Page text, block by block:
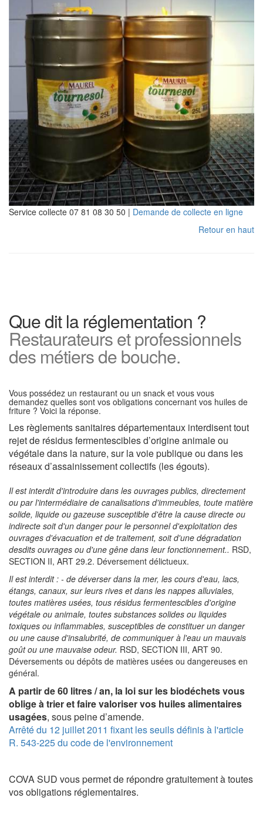
Service collecte 07 81 08 30 50 | Demande de collecte en ligne
Retour en haut
Que dit la réglementation ?
Restaurateurs et professionnels
des métiers de bouche.
Vous possédez un restaurant ou un snack et vous vous
demandez quelles sont vos obligations concernant vos huiles de
friture ? Voici la réponse.
Les règlements sanitaires départementaux interdisent tout
rejet de résidus fermentescibles d’origine animale ou
végétale dans la nature, sur la voie publique ou dans les
réseaux d’assainissement collectifs (les égouts).
Il est interdit d'introduire dans les ouvrages publics, directement
ou par l'intermédiaire de canalisations d'immeubles, toute matière
solide, liquide ou gazeuse susceptible d'être la cause directe ou
indirecte soit d'un danger pour le personnel d'exploitation des
ouvrages d'évacuation et de traitement, soit d'une dégradation
desdits ouvrages ou d'une gêne dans leur fonctionnement.. RSD,
SECTION II, ART 29.2. Déversement délictueux.
Il est interdit : - de déverser dans la mer, les cours d'eau, lacs,
étangs, canaux, sur leurs rives et dans les nappes alluviales,
toutes matières usées, tous résidus fermentescibles d'origine
végétale ou animale, toutes substances solides ou liquides
toxiques ou inflammables, susceptibles de constituer un danger
ou une cause d'insalubrité, de communiquer à l'eau un mauvais
goût ou une mauvaise odeur. RSD, SECTION III, ART 90.
Déversements ou dépôts de matières usées ou dangereuses en
général.
A partir de 60 litres / an, la loi sur les biodéchets vous
oblige à trier et faire valoriser vos huiles alimentaires
usagées, sous peine d’amende.
Arrêté du 12 juillet 2011 fixant les seuils définis à l'article
R. 543-225 du code de l'environnement
COVA SUD vous permet de répondre gratuitement à toutes
vos obligations réglementaires.